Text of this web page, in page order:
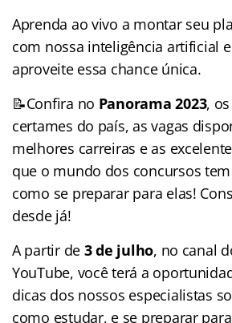
Aprenda ao vivo a montar seu
com nossa inteligência artificial
aproveite essa chance única.
📝Confira no Panorama 2023,
certames do país, as vagas
melhores carreiras e as
que o mundo dos concursos
como se preparar para elas!
desde já!
A partir de 3 de julho, no canal
YouTube, você terá a
dicas dos nossos especialistas
como estudar, e se preparar